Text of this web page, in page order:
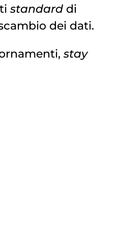
standard di
dei dati.
stay